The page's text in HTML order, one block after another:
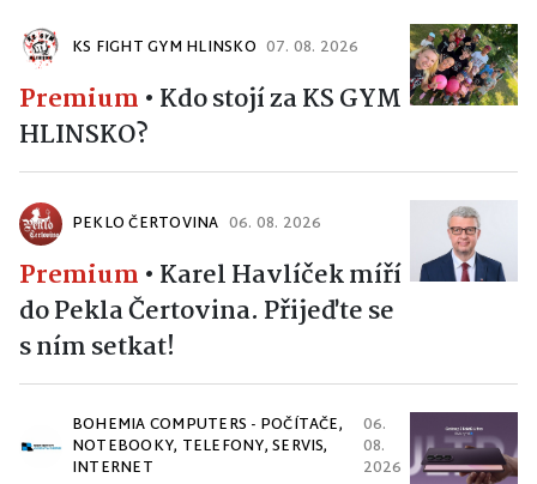
KS FIGHT GYM HLINSKO 07. 08. 2026
Premium • Kdo stojí za KS GYM
HLINSKO?
PEKLO ČERTOVINA 06. 08. 2026
Premium • Karel Havlíček míří
do Pekla Čertovina. Přijeďte se
s ním setkat!
BOHEMIA COMPUTERS - POČÍTAČE,
NOTEBOOKY, TELEFONY, SERVIS,
INTERNET
06.
08.
2026